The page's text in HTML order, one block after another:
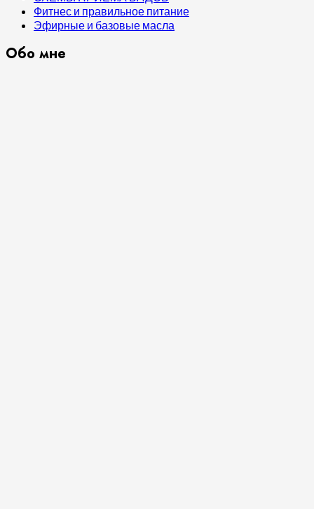
Фитнес и правильное питание
Эфирные и базовые масла
Обо мне